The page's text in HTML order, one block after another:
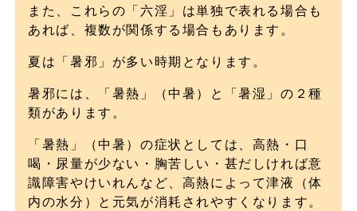
また、これらの「六淫」は単独で表れる場合も
あれば、複数が関係する場合もあります。
夏は「暑邪」が多い時期となります。
暑邪には、「暑熱」（中暑）と「暑湿」の２種
類があります。
「暑熱」（中暑）の症状としては、高熱・口
喝・尿量が少ない・胸苦しい・甚だしければ意
識障害やけいれんなど、高熱によって津液（体
内の水分）と元気が消耗されやすくなります。